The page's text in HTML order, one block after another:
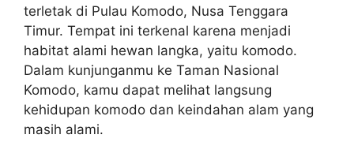
terletak di Pulau Komodo, Nusa Tenggara
Timur. Tempat ini terkenal karena menjadi
habitat alami hewan langka, yaitu komodo.
Dalam kunjunganmu ke Taman Nasional
Komodo, kamu dapat melihat langsung
kehidupan komodo dan keindahan alam yang
masih alami.